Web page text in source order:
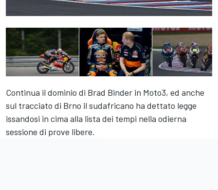
Continua il dominio di Brad Binder in Moto3, ed anche
sul tracciato di Brno il sudafricano ha dettato legge
issandosi in cima alla lista dei tempi nella odierna
sessione di prove libere.